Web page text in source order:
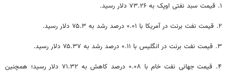
۱. قیمت سبد نفتی اوپک به ۷۳.۲۶ دلار رسید.
۲. قیمت نفت برنت در آمریکا با ۰.۰۱ درصد رشد به ۷۵.۳ دلار رسید.
۳. قیمت نفت برنت در انگلیس با ۰.۱۱ درصد رشد به ۷۵.۳۷ دلار رسید.
۴. قیمت جهانی نفت خام با ۰.۰۸ درصد کاهش به ۷۱.۳۲ دلار رسید؛ همچنین